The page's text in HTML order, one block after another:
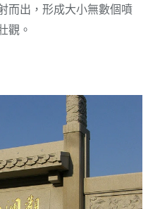
而出，形成大小無數個噴
觀。